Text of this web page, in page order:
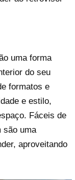
uma forma
do seu
formatos e
e estilo,
Fáceis de
são uma
aproveitando